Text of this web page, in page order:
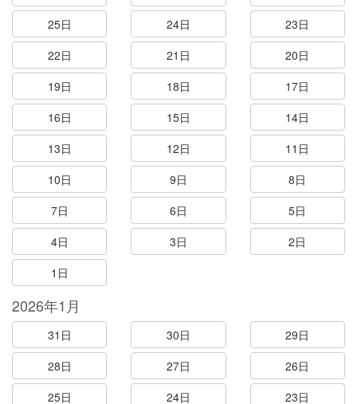
25日
24日
23日
22日
21日
20日
19日
18日
17日
16日
15日
14日
13日
12日
11日
10日
9日
8日
7日
6日
5日
4日
3日
2日
1日
2026年1月
31日 30日
29日
28日
27日
26日
25日
24日 23日